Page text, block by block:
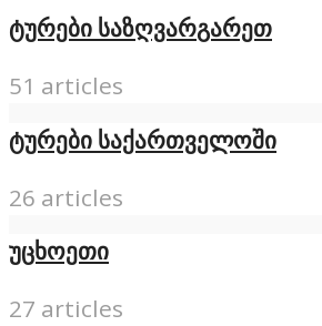
ტურები საზღვარგარეთ
51 articles
ტურები საქართველოში
26 articles
უცხოეთი
27 articles